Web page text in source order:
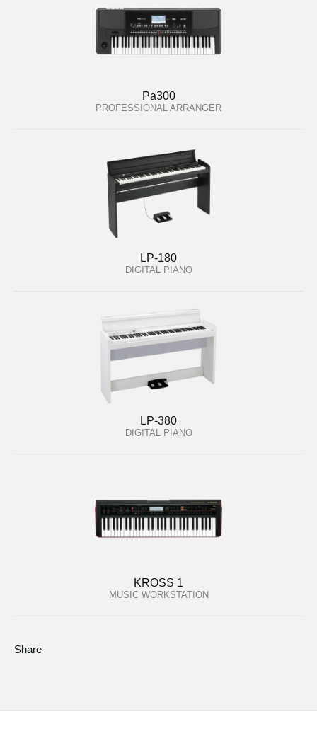
Pa300
PROFESSIONAL ARRANGER
LP-180
DIGITAL PIANO
LP-380
DIGITAL PIANO
KROSS 1
MUSIC WORKSTATION
Share